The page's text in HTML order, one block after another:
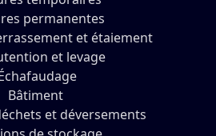
permanentes
et étaiement
et levage
Bâtiment
et déversements